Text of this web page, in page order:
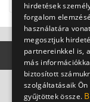
hirdetések
forgalom
használatára
megosztjuk
partnereinkkel is,
más
biztosított
szolgáltatásaik
gyűjtöttek össze.